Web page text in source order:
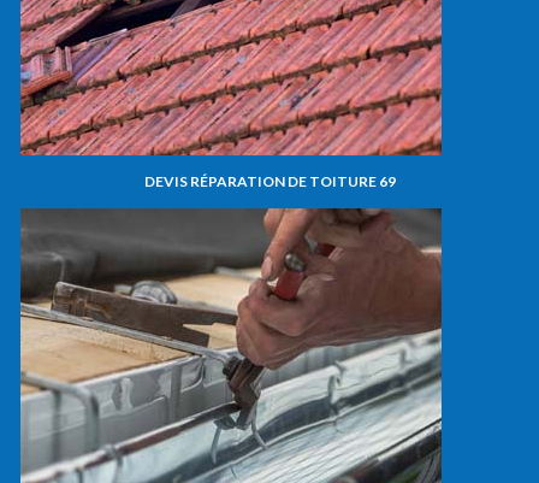
DEVIS RÉPARATION DE TOITURE 69